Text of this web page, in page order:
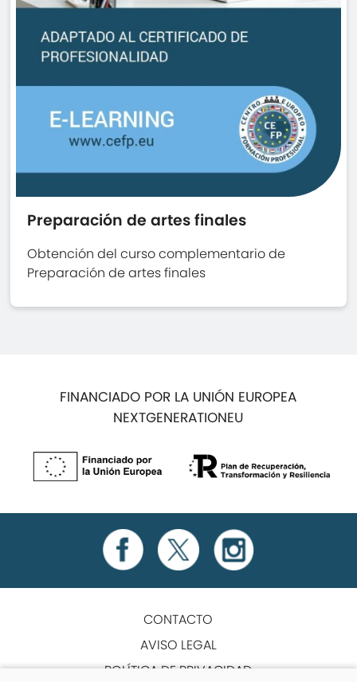
Preparación de artes finales
Obtención del curso complementario de
Preparación de artes finales
FINANCIADO POR LA UNIÓN EUROPEA
NEXTGENERATIONEU
CONTACTO
AVISO LEGAL
POLÍTICA DE PRIVACIDAD